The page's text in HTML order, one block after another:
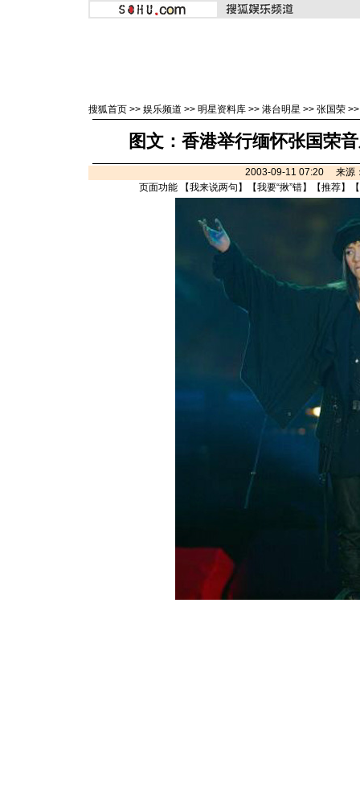
搜狐首页 >> 娱乐频道 >> 明星资料库 >> 港台明星 >> 张国荣
图文：香港举行缅怀张国荣
2003-09-11 07:20 来源
页面功能 【我来说两句 】【我要“揪”错】【推荐】